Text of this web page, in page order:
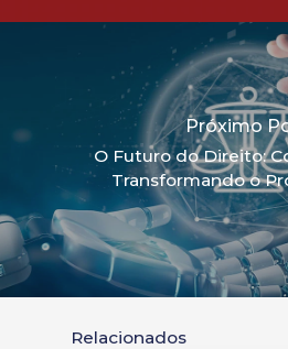
Próximo
O Futuro do Direito:
Transformando o
Relacionados